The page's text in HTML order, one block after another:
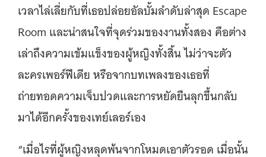
เวลาไล่เลี่ยกับที่เธอปล่อยอัลบั้มลำดับล่าสุด Escape
Room และน่าสนใจที่จุดร่วมของงานทั้งสอง คือต่าง
เล่าถึงความเข้มแข็งของผู้หญิงทั้งสิ้น ไม่ว่าจะตัว
ละครเพอร์ฟีเดีย หรือจากบทเพลงของเธอที่
ถ่ายทอดความเจ็บปวดและการหยัดยืนลุกขึ้นกลับ
มาได้อีกครั้งของเทย์เลอร์เอง
“เมื่อไรที่ผู้หญิงหลุดพ้นจากโหมดเอาตัวรอด เมื่อนั้น